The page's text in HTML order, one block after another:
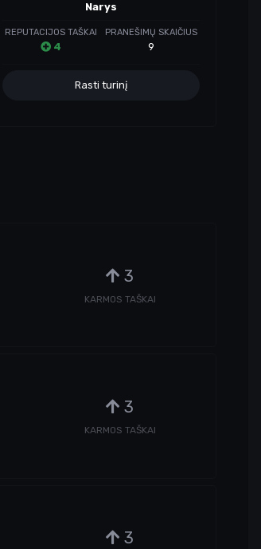
Narys
REPUTACIJOS TAŠKAI
4
PRANEŠIMŲ SKAIČIUS
9
Rasti turinį
3
KARMOS TAŠKAI
3
KARMOS TAŠKAI
3